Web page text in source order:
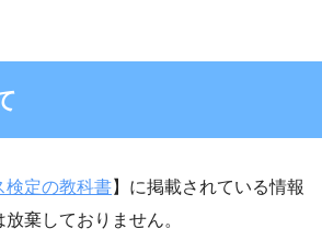
検定の教科書】に掲載されている情報
棄しておりません。